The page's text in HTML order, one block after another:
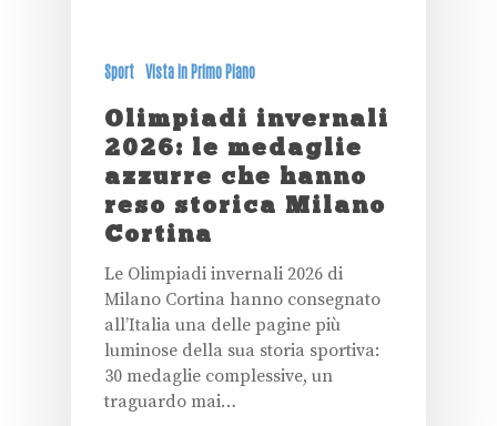
Sport Vista in Primo Piano
Olimpiadi invernali
2026: le medaglie
azzurre che hanno
reso storica Milano
Cortina
Le Olimpiadi invernali 2026 di
Milano Cortina hanno consegnato
all’Italia una delle pagine più
luminose della sua storia sportiva:
30 medaglie complessive, un
traguardo mai…